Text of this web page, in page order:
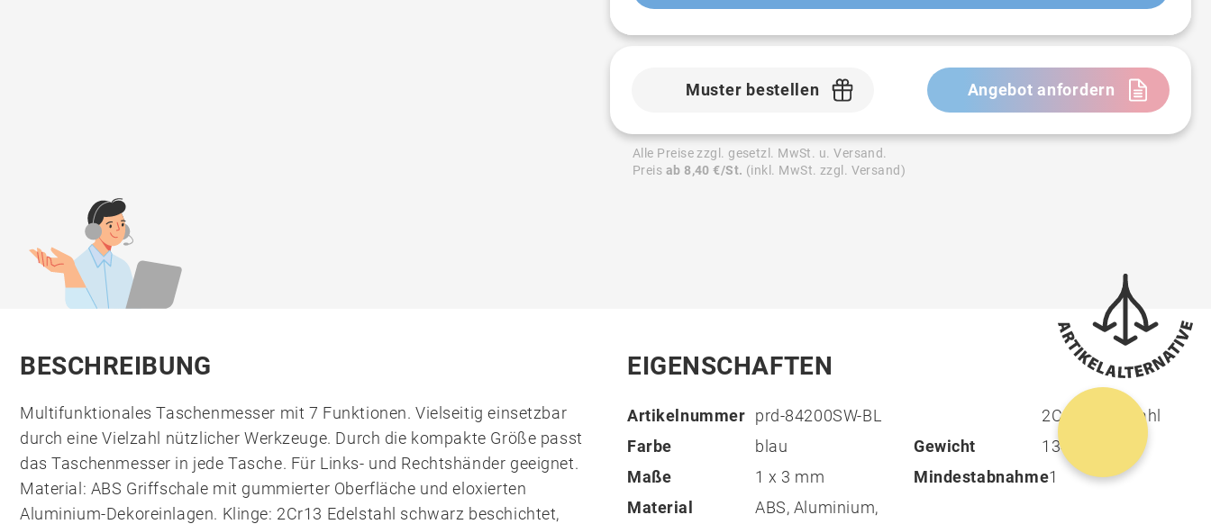
Muster bestellen Angebot anfordern
Alle Preise zzgl. gesetzl. MwSt. u. Versand.
Preis ab 8,40 €/St. (inkl. MwSt. zzgl. Versand)
BESCHREIBUNG
Multifunktionales Taschenmesser mit 7 Funktionen. Vielseitig einsetzbar
durch eine Vielzahl nützlicher Werkzeuge. Durch die kompakte Größe passt
das Taschenmesser in jede Tasche. Für Links- und Rechtshänder geeignet.
Material: ABS Griffschale mit gummierter Oberfläche und eloxierten
Aluminium-Dekoreinlagen. Klinge: 2Cr13 Edelstahl schwarz beschichtet,
EIGENSCHAFTEN
Artikelnummer prd-84200SW-BL
Farbe
blau
Maße
1 x 3 mm
Material
ABS, Aluminium,
2Cr13 Edelstahl
Gewicht
134 g
Mindestabnahme1